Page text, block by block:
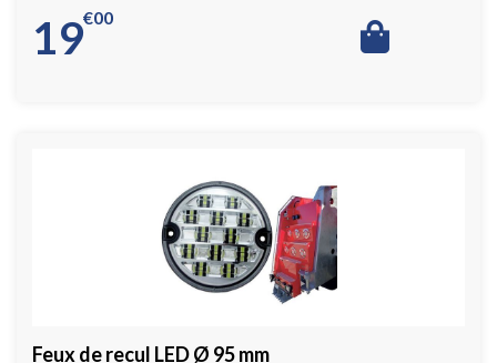
19 00
€
Feux de recul LED Ø 95 mm